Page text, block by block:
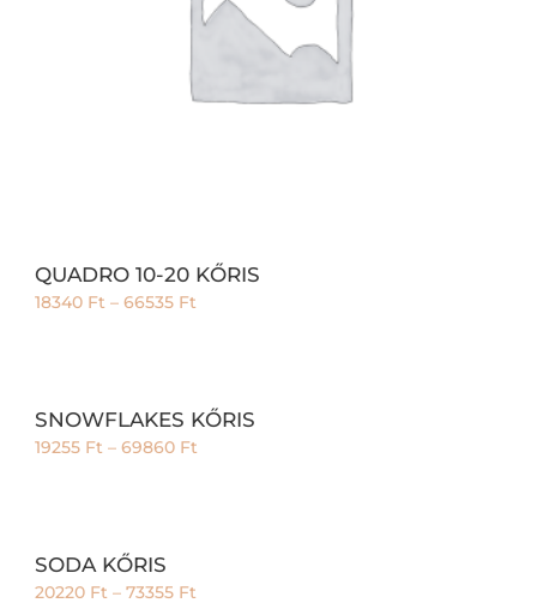
QUADRO 10-20 KŐRIS
18340 Ft – 66535 Ft
SNOWFLAKES KŐRIS
19255 Ft – 69860 Ft
SODA KŐRIS
20220 Ft – 73355 Ft